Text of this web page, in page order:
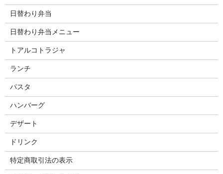
日替わり弁当
日替わり弁当メニュー
トアルコトラジャ
ランチ
パスタ
ハンバーグ
デザート
ドリンク
特定商取引法の表示